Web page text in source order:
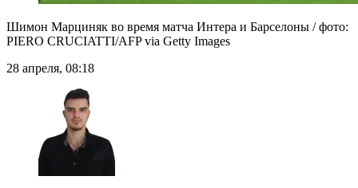
Шимон Марциняк во время матча Интера и Барселоны / фото:
PIERO CRUCIATTI/AFP via Getty Images
28 апреля, 08:18